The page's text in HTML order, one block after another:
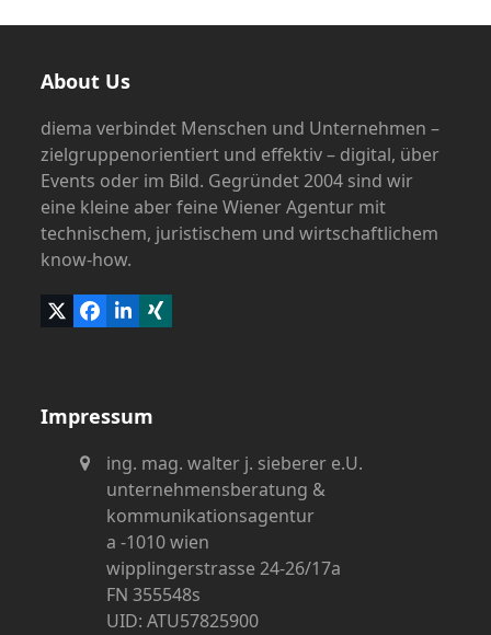
About Us
diema verbindet Menschen und Unternehmen –
zielgruppenorientiert und effektiv – digital, über
Events oder im Bild. Gegründet 2004 sind wir
eine kleine aber feine Wiener Agentur mit
technischem, juristischem und wirtschaftlichem
know-how.
TwitterFacebook
LinkedIn
Xing
Impressum
ing. mag. walter j. sieberer e.U.
unternehmensberatung &
kommunikationsagentur
a -1010 wien
wipplingerstrasse 24-26/17a
FN 355548s
UID: ATU57825900